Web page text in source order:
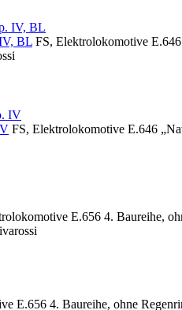
BL FS, Elektrolokomotive
FS, Elektrolokomotive E.646
E.656 4. Baureihe,
E.656 4. Baureihe, ohne